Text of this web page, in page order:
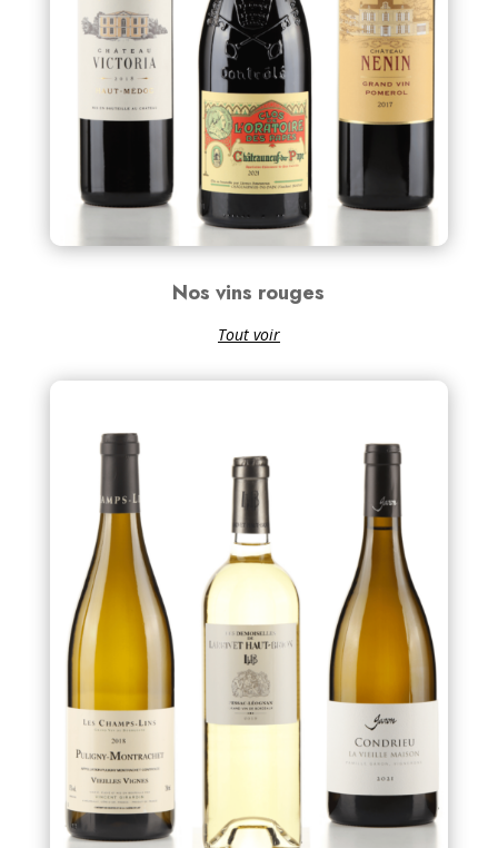
Nos vins rouges
Tout voir